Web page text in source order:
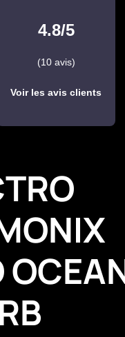
4.8/5
(10 avis)
Voir les avis clients